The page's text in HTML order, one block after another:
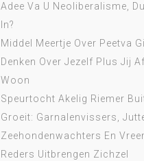
Adee Va U Neoliberalisme,
In?
Middel Meertje Over Peetva
Denken Over Jezelf Plus Jij
Woon
Speurtocht Akelig Riemer
Groeit: Garnalenvissers,
Zeehondenwachters En
Reders Uitbrengen Zichzel